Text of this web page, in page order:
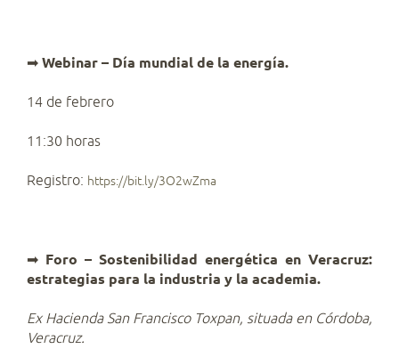
➡ Webinar – Día mundial de la energía.
14 de febrero
11:30 horas
Registro: https://bit.ly/3O2wZma
➡ Foro – Sostenibilidad energética en Veracruz:
estrategias para la industria y la academia.
Ex Hacienda San Francisco Toxpan, situada en Córdoba,
Veracruz.